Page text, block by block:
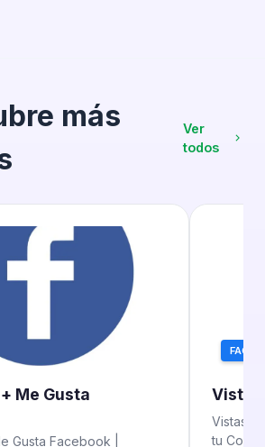
más
Ver
todos
Me Gusta
Gusta Facebook |
Vistas
Vistas
tu